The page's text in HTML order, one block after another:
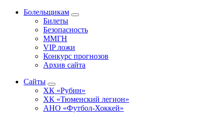
Болельщикам
Билеты
Безопасность
ММГН
VIP ложи
Конкурс прогнозов
Архив сайта
Сайты
ХК «Рубин»
ХК «Тюменский легион»
АНО «Футбол-Хоккей»